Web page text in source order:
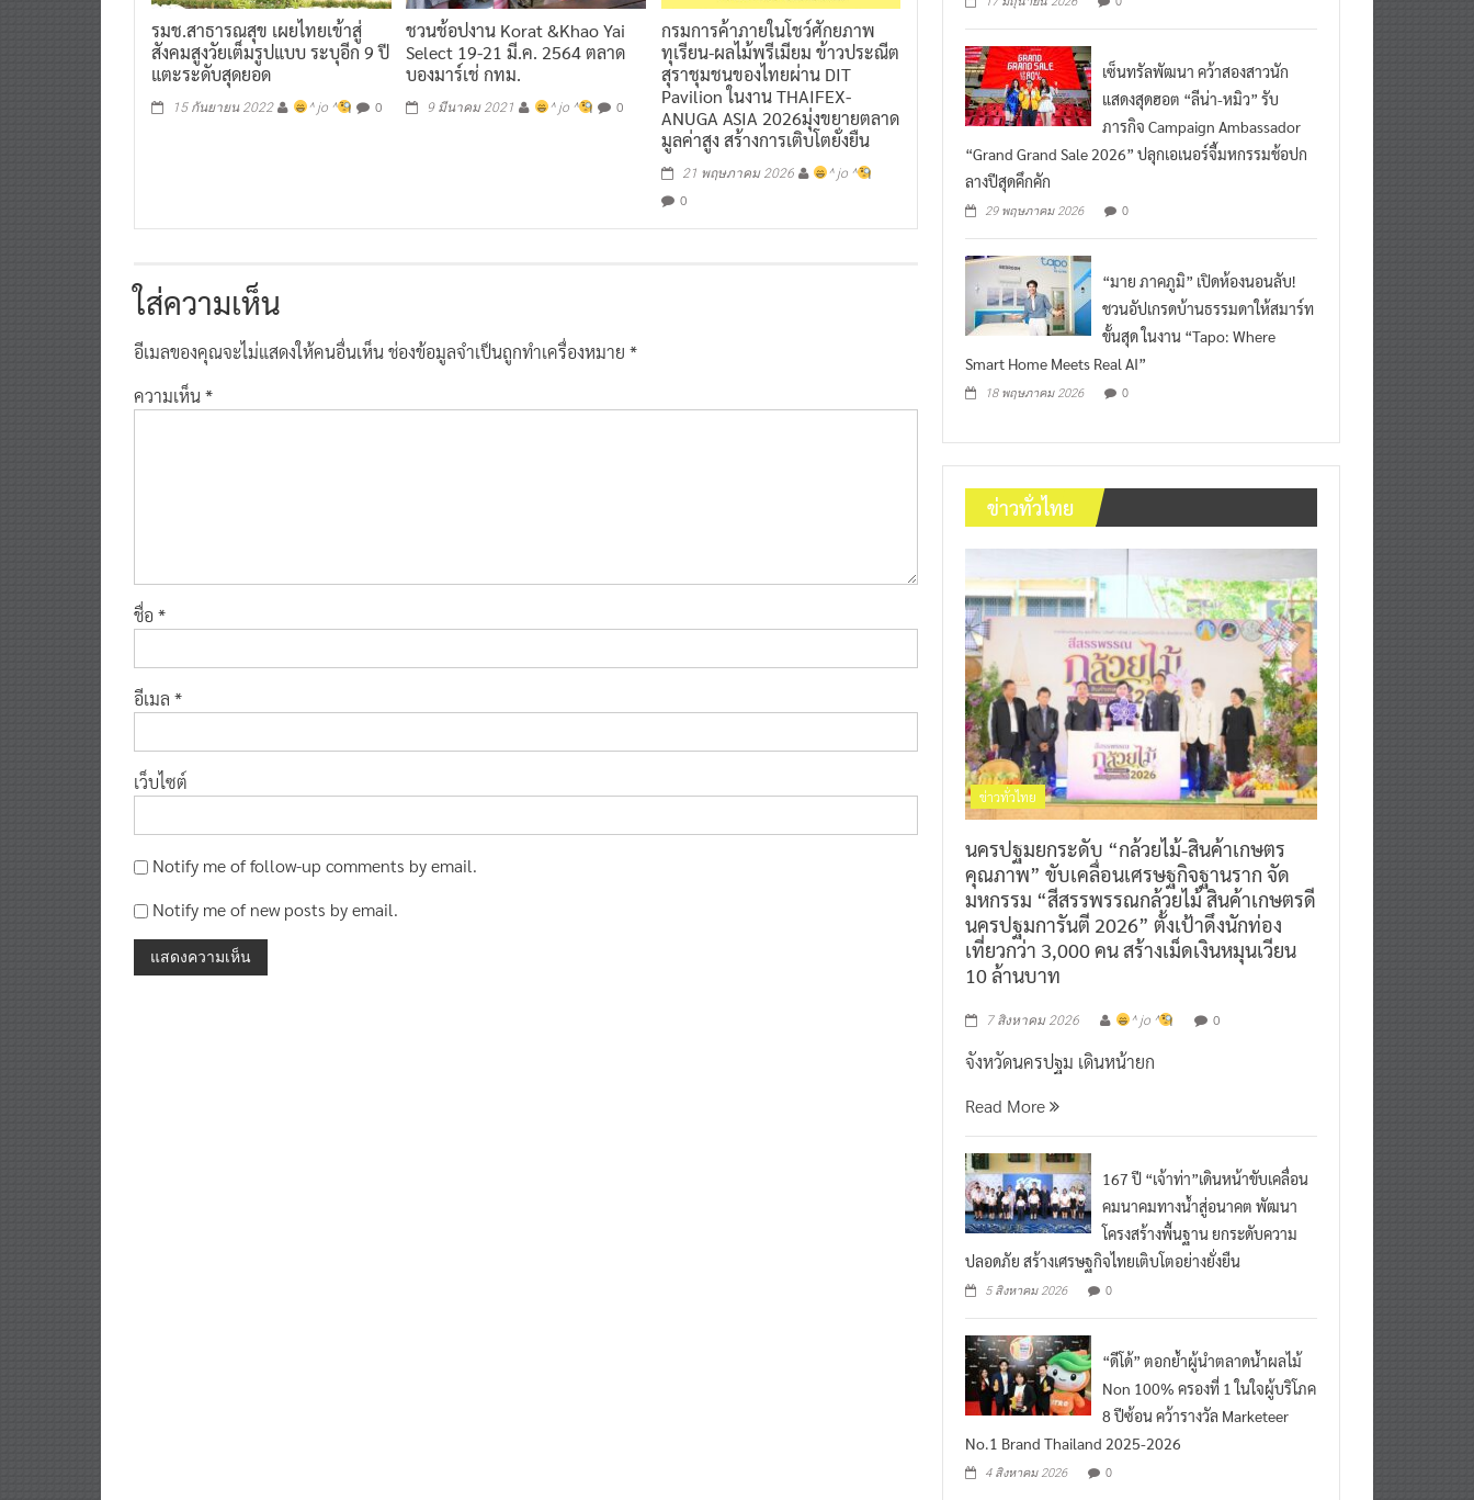
รมช.สาธารณสุข เผยไทยเข้าสู่
สังคมสูงวัยเต็มรูปแบบ ระบุอีก 9 ปี
แตะระดับสุดยอด
15 กันยายน 2022
ชวนช้อปงาน Korat &Khao Yai
Select 19-21 มี.ค. 2564 ตลาด
บองมาร์เช่ กทม.
กรมการค้าภายในโชว์ศักยภาพ
ทุเรียน-ผลไม้พรีเมียม ข้าวประณีต
สุราชุมชนของไทยผ่าน DIT
Pavilion ในงาน THAIFEX-
ANUGA ASIA 2026มุ่งขยายตลาด
มูลค่าสูง สร้างการเติบโตยั่งยืน
21 พฤษภาคม 2026
0
ใส่ความเห็น
อีเมลของคุณจะไม่แสดงให้คนอื่นเห็น ช่องข้อมูลจำเป็นถูกทำเครื่องหมาย
ความเห็น
ชื่อ
เว็บไซต์
แสดงสุดฮอต “ลีน่า-หมิว” รับ
ภารกิจ Campaign Ambassador
“Grand Grand Sale 2026” ปลุกเอเนอร์จี้มหกรรมช้อปก
ลางปีสุดคึกคัก
29 พฤษภาคม 2026
ชวนอัปเกรดบ้านธรรมดาให้สมาร์ท
ขั้นสุด ในงาน “Tapo: Where
Smart Home Meets Real AI”
ข่าวทั่วไทย
ข่าวทั่วไทย
นครปฐมยกระดับ “กล้วยไม้-สินค้าเกษตร
คุณภาพ” ขับเคลื่อนเศรษฐกิจฐานราก จัด
มหกรรม “สีสรรพรรณกล้วยไม้ สินค้าเกษตรดี
นครปฐมการันตี 2026” ตั้งเป้าดึงนักท่อง
เที่ยวกว่า 3,000 คน สร้างเม็ดเงินหมุนเวียน
10 ล้านบาท
167 ปี “เจ้าท่า”เดินหน้าขับเคลื่อน
คมนาคมทางน้ำสู่อนาคต พัฒนา
โครงสร้างพื้นฐาน ยกระดับความ
ปลอดภัย สร้างเศรษฐกิจไทยเติบโตอย่างยั่งยืน
0
Non 100% ครองที่ 1 ในใจผู้บริโภค
8 ปีซ้อน คว้ารางวัล Marketeer
No.1 Brand Thailand 2025-2026
0